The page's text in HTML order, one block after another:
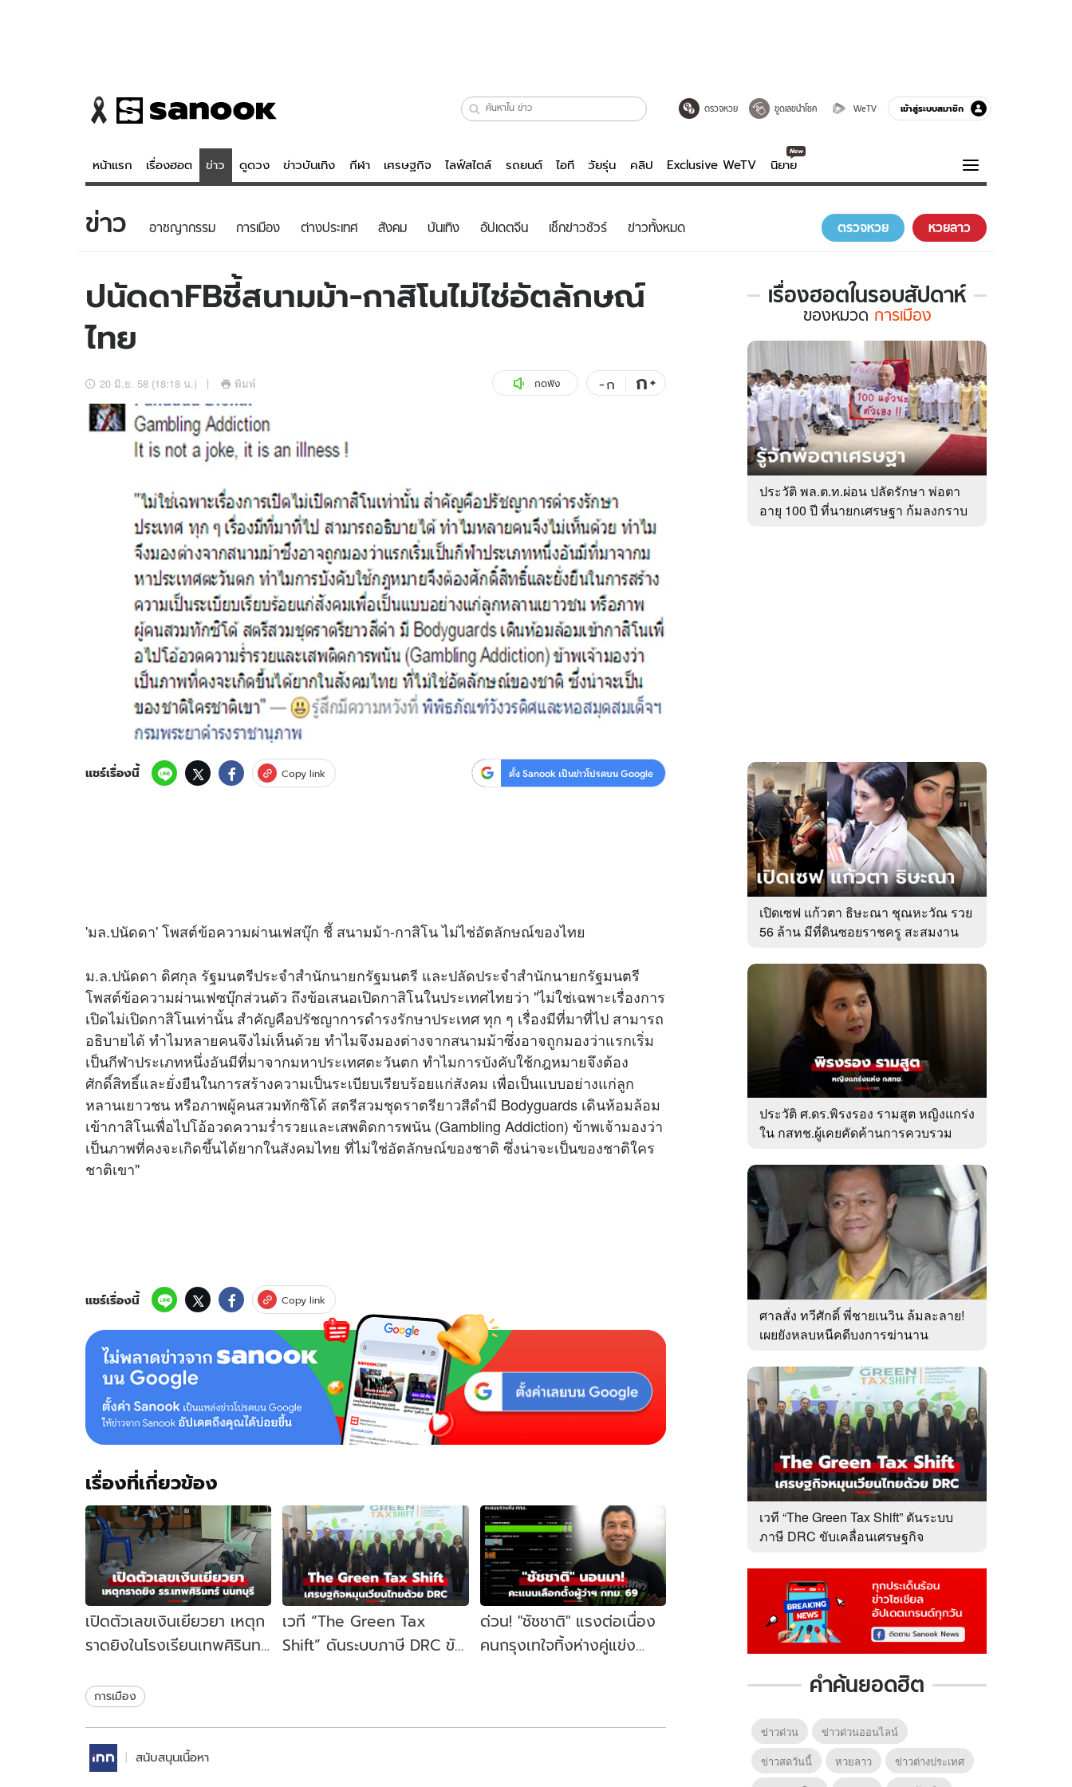
ตรวจหวย ขูดเลขนำโชค WeTV เข้าสู่ระบบสมาชิก
หน้าแรก เรื่องฮอต ข่าว ดูดวง ข่าวบันเทิง กีฬา เศรษฐกิจ ไลฟ์สไตล์ รถยนต์ ไอที วัยรุ่น คลิป Exclusive WeTV นิยาย
ข่าว
ข่าวบันเทิง
ข่าวกีฬา
ข่าวเศรษฐกิจ
อัปเดตจีน
เช็กข่าวชัวร์
ดูดวง - ตรวจหวย
สถิติหวยไทย
ไลฟ์สไตล์
วัยรุ่น
สุขภาพ
บันเทิงครบรส
ดูทีวี
ความรู้รอบตัว
ฮาวทู
ดาวน์โหลดสนุกแอปฟรี ติดตามสนุกโซเชียลได้ที่
บริษัท อิมเมจ ฟิวเจอร์ (ประเทศไทย) จำกัด
ข่าว อาชญากรรม การเมือง ต่างประเทศ สังคม บันเทิง อัปเดตจีน เช็กข่าวชัวร์ ข่าวทั้งหมด ตรวจหวย หวยลาว
ปนัดดาFBชี้สนามม้า-กาสิโนไม่ไช่อัตลักษณ์
ไทย
20 มิ.ย. 58 (18:18 น.) พิมพ์ กดฟัง -ก ก+
แชร์เรื่องนี้ Copy link ตั้ง Sanook เป็นข่าวโปรดบน Google
'มล.ปนัดดา' โพสต์ข้อความผ่านเฟสบุ๊ก ชี้ สนามม้า-กาสิโน ไม่ไช่อัตลักษณ์ของไทย
ม.ล.ปนัดดา ดิศกุล รัฐมนตรีประจำสำนักนายกรัฐมนตรี และปลัดประจำสำนักนายกรัฐมนตรี
โพสต์ข้อความผ่านเฟซบุ๊กส่วนตัว ถึงข้อเสนอเปิดกาสิโนในประเทศไทยว่า "ไม่ใช่เฉพาะเรื่องการ
เปิดไม่เปิดกาสิโนเท่านั้น สำคัญคือปรัชญาการดำรงรักษาประเทศ ทุก ๆ เรื่องมีที่มาที่ไป สามารถ
อธิบายได้ ทำไมหลายคนจึงไม่เห็นด้วย ทำไมจึงมองต่างจากสนามม้าซึ่งอาจถูกมองว่าแรกเริ่ม
เป็นกีฬาประเภทหนึ่งอันมีที่มาจากมหาประเทศตะวันตก ทำไมการบังคับใช้กฎหมายจึงต้อง
ศักดิ์สิทธิ์และยั่งยืนในการสร้างความเป็นระเบียบเรียบร้อยแก่สังคม เพื่อเป็นแบบอย่างแก่ลูก
หลานเยาวชน หรือภาพผู้คนสวมทักซิโด้ สตรีสวมชุดราตรียาวสีดำมี Bodyguards เดินห้อมล้อม
เข้ากาสิโนเพื่อไปโอ้อวดความร่ำรวยและเสพติดการพนัน (Gambling Addiction) ข้าพเจ้ามองว่า
เป็นภาพที่คงจะเกิดขึ้นได้ยากในสังคมไทย ที่ไม่ใช่อัตลักษณ์ของชาติ ซึ่งน่าจะเป็นของชาติใคร
ชาติเขา"
แชร์เรื่องนี้ Copy link
เรื่องที่เกี่ยวข้อง
เปิดตัวเลขเงินเยียวยา เหตุก
ราดยิงในโรงเรียนเทพศิรินทร์
เวที “The Green Tax
Shift” ดันระบบภาษี DRC ขับ
ด่วน! "ชัชชาติ" แรงต่อเนื่อง
คนกรุงเทใจทิ้งห่างคู่แข่ง
การเมือง
สนับสนุนเนื้อหา
เรื่องฮอตในรอบสัปดาห์
เรื่อง
ใน
สัปดาห์
ของ
หมวด
การเมือง
ของหมวด การเมือง
ประวัติ พล.ต.ท.ผ่อน ปลัดรักษา พ่อตา
อายุ 100 ปี ที่นายกเศรษฐา ก้มลงกราบ
เปิดเซฟ แก้วตา ธิษะณา ชุณหะวัณ รวย
56 ล้าน มีที่ดินซอยราชครู สะสมงาน
ประวัติ ศ.ดร.พิรงรอง รามสูต หญิงแกร่ง
ใน กสทช.ผู้เคยคัดค้านการควบรวม
ศาลสั่ง ทวีศักดิ์ พี่ชายเนวิน ล้มละลาย!
เผยยังหลบหนีคดีบงการฆ่านาน
เวที “The Green Tax Shift” ดันระบบ
ภาษี DRC ขับเคลื่อนเศรษฐกิจ
คำค้นยอดฮิต
ข่าวด่วน
ข่าวด่วนออนไลน์
ข่าวสดวันนี้
หวยลาว
ข่าวต่างประเทศ